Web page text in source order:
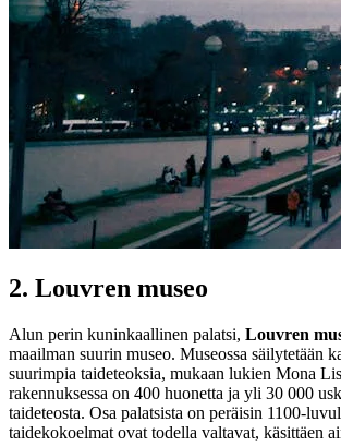
2. Louvren museo
Alun perin kuninkaallinen palatsi, Louvren
maailman suurin museo. Museossa säilytetään
suurimpia taideteoksia, mukaan lukien Mona
rakennuksessa on 400 huonetta ja yli 30 000
taideteosta. Osa palatsista on peräisin 1100-
taidekokoelmat ovat todella valtavat, käsittäen